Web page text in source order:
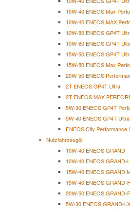
10W-40 ENEOS Max
10W-40 ENEOS MAX
10W-50 ENEOS GP4T
10W-60 ENEOS GP4T
15W-50 ENEOS GP4T
15W-50 ENEOS Max
20W-50 ENEOS
2T ENEOS GP4T Ultra
2T ENEOS MAX
5W-30 ENEOS GP4T
5W-40 ENEOS GP4T
ENEOS City Performance
Nutzfahrzeugöl
10W-40 ENEOS GRAND
10W-40 ENEOS GRAND-
15W-40 ENEOS GRAND
15W-40 ENEOS GRAND-
20W-50 ENEOS GRAND-
5W-30 ENEOS GRAND-LX